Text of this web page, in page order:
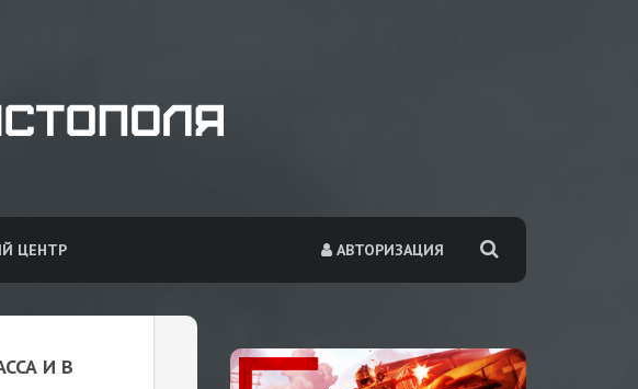
АВТОРИЗАЦИЯ
ЦЕНТР
И В